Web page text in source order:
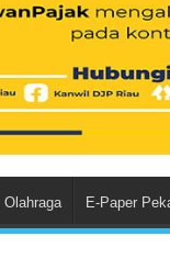
Olahraga E-Paper